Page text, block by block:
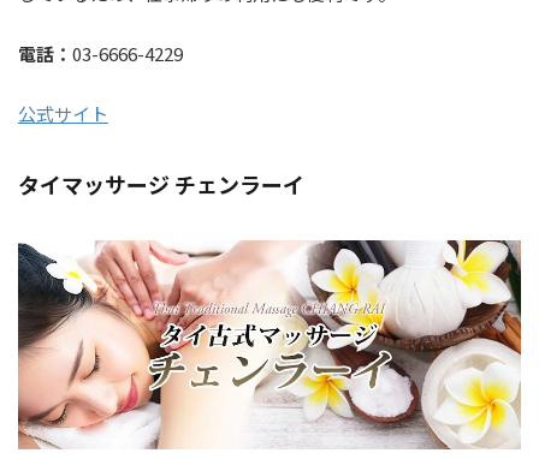
電話： 03-6666-4229
公式サイト
タイマッサージ チェンラーイ